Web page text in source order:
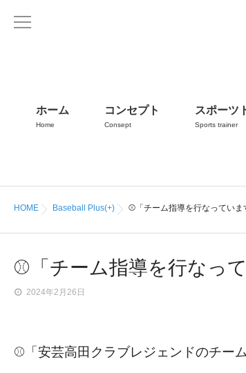
ホーム
Home
コンセプト
Consept
スポーツ
Sports trainer
HOME Baseball Plus(+) ⚾「チーム指導を行なっていま
⚾「チーム指導を行なっ
2024年2月26日
⚾「安芸高田クラブレジェンドのチー